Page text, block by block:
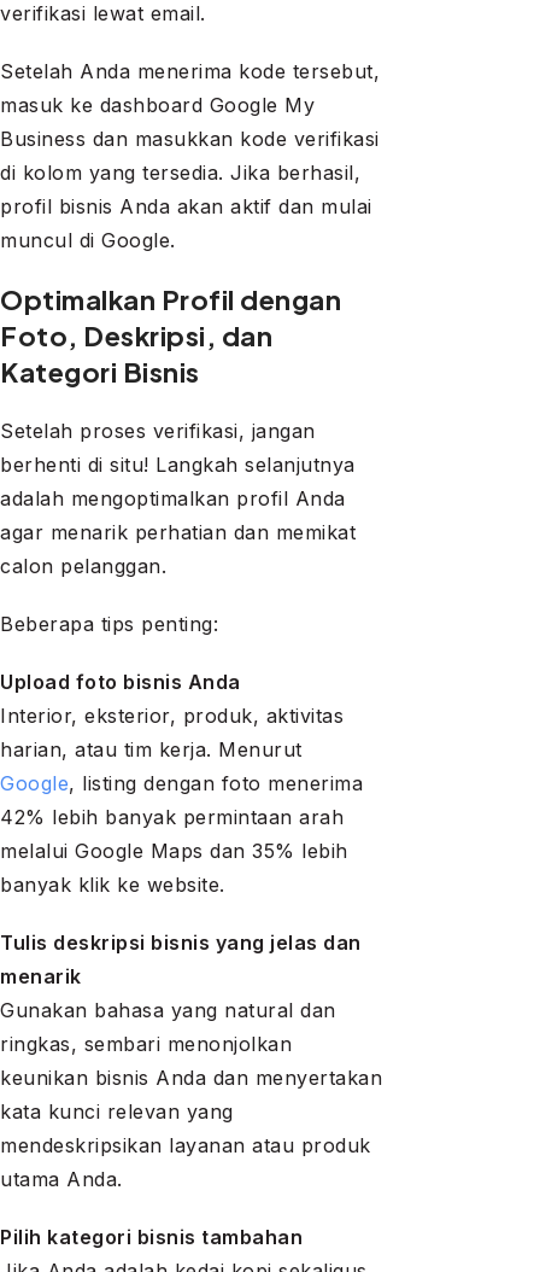
verifikasi lewat email.
Setelah Anda menerima kode tersebut,
masuk ke dashboard Google My
Business dan masukkan kode verifikasi
di kolom yang tersedia. Jika berhasil,
profil bisnis Anda akan aktif dan mulai
muncul di Google.
Optimalkan Profil dengan
Foto, Deskripsi, dan
Kategori Bisnis
Setelah proses verifikasi, jangan
berhenti di situ! Langkah selanjutnya
adalah mengoptimalkan profil Anda
agar menarik perhatian dan memikat
calon pelanggan.
Beberapa tips penting:
Upload foto bisnis Anda
Interior, eksterior, produk, aktivitas
harian, atau tim kerja. Menurut
Google, listing dengan foto menerima
42% lebih banyak permintaan arah
melalui Google Maps dan 35% lebih
banyak klik ke website.
Tulis deskripsi bisnis yang jelas dan
menarik
Gunakan bahasa yang natural dan
ringkas, sembari menonjolkan
keunikan bisnis Anda dan menyertakan
kata kunci relevan yang
mendeskripsikan layanan atau produk
utama Anda.
Pilih kategori bisnis tambahan